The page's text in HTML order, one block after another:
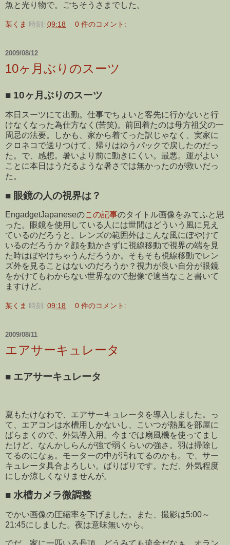
魚と光り物で。ごちそうさまでした。
某くま 時刻: 09:18 0 件のコメント:
2009/08/12
10ヶ月ぶりのスーツ
■ 10ヶ月ぶりのスーツ
本日スーツにて出勤。仕事でちょいと客先に行かないと行
けなくなった為仕方なく(苦笑)。前回着たのは母方祖父の一
周忌の法要。しかも、家から着てった訳じゃなく、実家に
クロネコで送りつけて、帰りはゆうパックで戻したのだっ
た。で、感想。暑いより前に動きにくい。最悪。運がよい
ことに本日はうだるような暑さでは無かったのが救いだっ
た。
■ 眼鏡の人の視界は？
EngadgetJapaneseのこの記事のタイトル画像をみてふと思
った。眼鏡を使用している人には世間はどういう風に見え
ているのだろうと。レンズの範囲外はこんな風にぼやけて
いるのだろうか？顔を動かさずに視線移動で視界の端を見
た時はぼやけちゃうんだろうか。そもそも視線移動でレン
ズ外を見ることはないのだろうか？視力が良い自分が眼鏡
をかけてもわからない世界なので想像で適当なこと書いて
ますけど。
某くま 時刻: 09:18 0 件のコメント:
2009/08/11
エアサーキュレータ
■ エアサーキュレータ
夏もたけなわで、エアサーキュレータを導入しました。っ
て、エアコンは水槽用しかないし、こいつが熱風を部屋に
ばらまくので、外気導入用。今までは扇風機を使ってまし
たけど、なんかしらんが強で弱くらいの強さ。羽は掃除し
てるのになぁ。モーターの中が汚れてるのかも。で、サー
キュレータ具合よろしい。ばりばりです。ただ、外気程度
にしか涼しくなりませんが。
■ 水槽カメラ微調整
でかい画像の圧縮率を下げました。また、撮影は5:00～
21:45にしました。夜は意味無いから。